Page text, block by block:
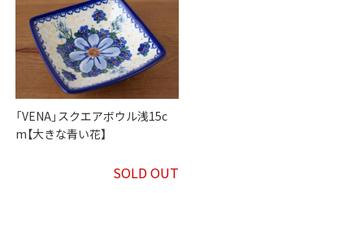
「VENA」スクエアボウル浅15c
m【大きな青い花】
SOLD OUT